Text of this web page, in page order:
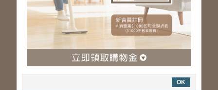
服務專線：03-323-2180
客服信箱 :genios.service@gmail.com
服務時間：星期一至星期五 上午9:00~下午6:00
例假日休假
購物說明
OK